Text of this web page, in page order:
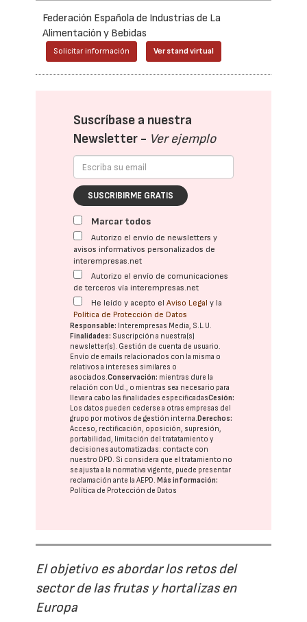
Federación Española de Industrias de La
Alimentación y Bebidas
Solicitar información Ver stand virtual
Suscríbase a nuestra
Newsletter - Ver ejemplo
SUSCRIBIRME GRATIS
Marcar todos
Autorizo el envío de newsletters y
avisos informativos personalizados de
interempresas.net
Autorizo el envío de comunicaciones
de terceros vía interempresas.net
He leído y acepto elAviso Legal y la
Política de Protección de Datos
Responsable: Interempresas Media, S.L.U.
Finalidades: Suscripción a nuestra(s)
newsletter(s). Gestión de cuenta de usuario.
Envío de emails relacionados con la misma o
relativos a intereses similares o
asociados.Conservación: mientras dure la
relación con Ud., o mientras sea necesario para
llevar a cabo las finalidades especificadasCesión:
Los datos pueden cederse a otras empresas del
grupo por motivos de gestión interna. Derechos:
Acceso, rectificación, oposición, supresión,
portabilidad, limitación del tratatamiento y
decisiones automatizadas: contacte con
nuestro DPD. Si considera que el tratamiento no
se ajusta a la normativa vigente, puede presentar
reclamación ante laAEPD. Más información:
Política de Protección de Datos
El objetivo es abordar los retos del
sector de las frutas y hortalizas en
Europa